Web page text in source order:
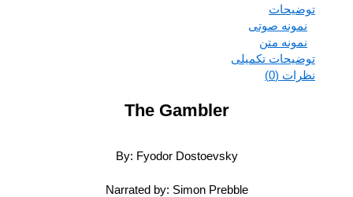
توضیحات
نمونه صوتی
نمونه متن
توضیحات تکمیلی
نظرات (0)
The Gambler
By: Fyodor Dostoevsky
Narrated by: Simon Prebble